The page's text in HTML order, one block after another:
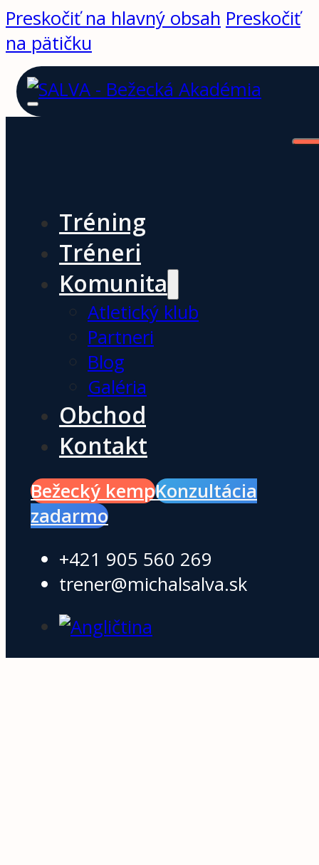
Preskočiť na hlavný obsah Preskočiť
na pätičku
Tréning
Tréneri
Komunita
Atletický klub
Partneri
Blog
Galéria
Obchod
Kontakt
Bežecký kempKonzultácia
zadarmo
+421 905 560 269
trener@michalsalva.sk